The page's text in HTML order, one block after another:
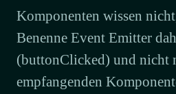
Komponenten wissen
Benenne Event Emitter
(buttonClicked) und nicht
empfangenden